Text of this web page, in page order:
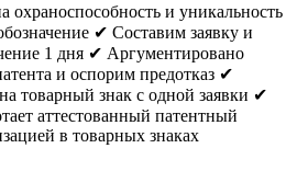
охраноспособность и уникальность
✔ Составим заявку и
1 дня ✔ Аргументировано
и оспорим предотказ ✔
товарный знак с одной заявки ✔
аттестованный патентный
в товарных знаках